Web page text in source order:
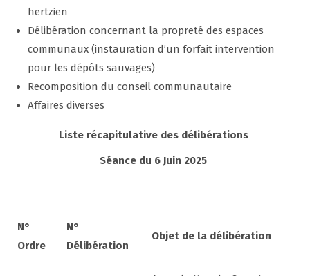
hertzien
Délibération concernant la propreté des espaces
communaux (instauration d’un forfait intervention
pour les dépôts sauvages)
Recomposition du conseil communautaire
Affaires diverses
Liste récapitulative des délibérations
Séance du 6 Juin 2025
N°
Ordre
N°
Délibération
Objet de la délibération